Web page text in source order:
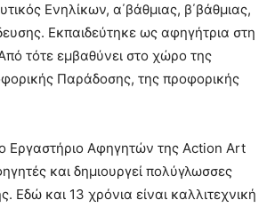
Ενηλίκων, α΄βάθμιας, β΄βάθμιας,
Εκπαιδεύτηκε ως αφηγήτρια στη
τότε εμβαθύνει στο χώρο της
Παράδοσης, της προφορικής
Εργαστήριο Αφηγητών της Action Art
και δημιουργεί πολύγλωσσες
Εδώ και 13 χρόνια είναι καλλιτεχνική